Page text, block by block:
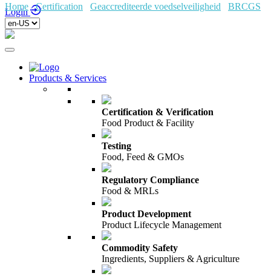
Login
Products & Services
Certification & Verification
Food Product & Facility
Testing
Food, Feed & GMOs
Regulatory Compliance
Food & MRLs
Product Development
Product Lifecycle Management
Commodity Safety
Ingredients, Suppliers & Agriculture
Home /Certification Geaccrediteerde voedselveiligheid BRCGS